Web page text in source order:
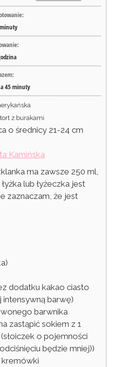
minuty
45minuty
z burakami
o średnicy 21-24 cm
Kamińska
lub łyżeczka jest
zaznaczam, że jest
dodatku kakao ciasto
barwę)
barwnika
zastąpić sokiem z 1
o pojemności
będzie mniej))
kremówki